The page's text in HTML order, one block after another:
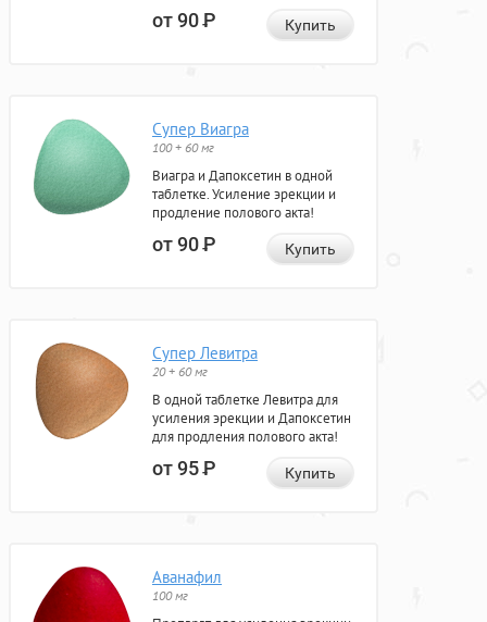
от 90Р Купить
Супер Виагра
100 + 60 мг
Виагра и Дапоксетин в одной
таблетке. Усиление эрекции и
продление полового акта!
от 90Р Купить
Супер Левитра
20 + 60 мг
В одной таблетке Левитра для
усиления эрекции и Дапоксетин
для продления полового акта!
от 95Р Купить
Аванафил
100 мг